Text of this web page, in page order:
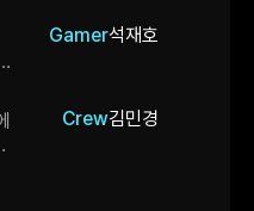
Gamer석재호
Crew김민경